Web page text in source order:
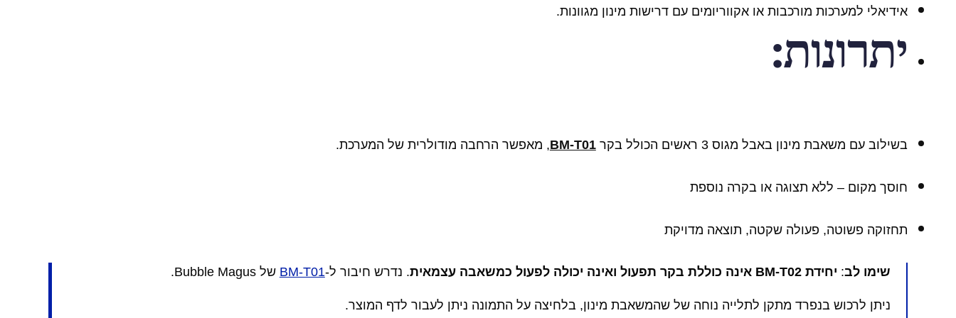
אידיאלי למערכות מורכבות או אקווריומים עם דרישות מינון מגוונות.
יתרונות:
בשילוב עם משאבת מינון באבל מגוס 3 ראשים הכולל בקר BM-T01, מאפשר הרחבה מודולרית של המערכת.
חוסך מקום – ללא תצוגה או בקרה נוספת
תחזוקה פשוטה, פעולה שקטה, תוצאה מדויקת
שימו לב: יחידת BM-T02 אינה כוללת בקר תפעול ואינה יכולה לפעול כמשאבה עצמאית . נדרש חיבור ל-BM-T01 של Bubble Magus.
ניתן לרכוש בנפרד מתקן לתלייה נוחה של שהמשאבת מינון, בלחיצה על התמונה ניתן לעבור לדף המוצר.